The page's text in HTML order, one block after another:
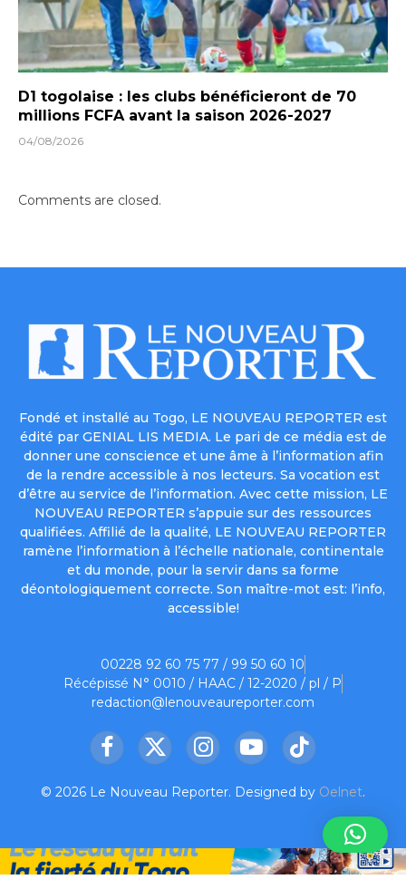
D1 togolaise : les clubs bénéficieront de 70
millions FCFA avant la saison 2026-2027
04/08/2026
Comments are closed.
Fondé et installé au Togo, LE NOUVEAU REPORTER est
édité par GENIAL LIS MEDIA. Le pari de ce média est de
donner une conscience et une âme à l’information afin
de la rendre accessible à nos lecteurs. Sa vocation est
d’être au service de l’information. Avec cette mission, LE
NOUVEAU REPORTER s’appuie sur des ressources
qualifiées. Affilié de la qualité, LE NOUVEAU REPORTER
ramène l’information à l’échelle nationale, continentale
et du monde, pour la servir dans sa forme
déontologiquement correcte. Son maître-mot est: l’info,
accessible!
00228 92 60 75 77 / 99 50 60 10
Récépissé N° 0010 / HAAC / 12-2020 / pl / P
redaction@lenouveaureporter.com
Facebook
X
InstagramYouTubeTikTok
© 2026 Le Nouveau Reporter. Designed by Oelnet.